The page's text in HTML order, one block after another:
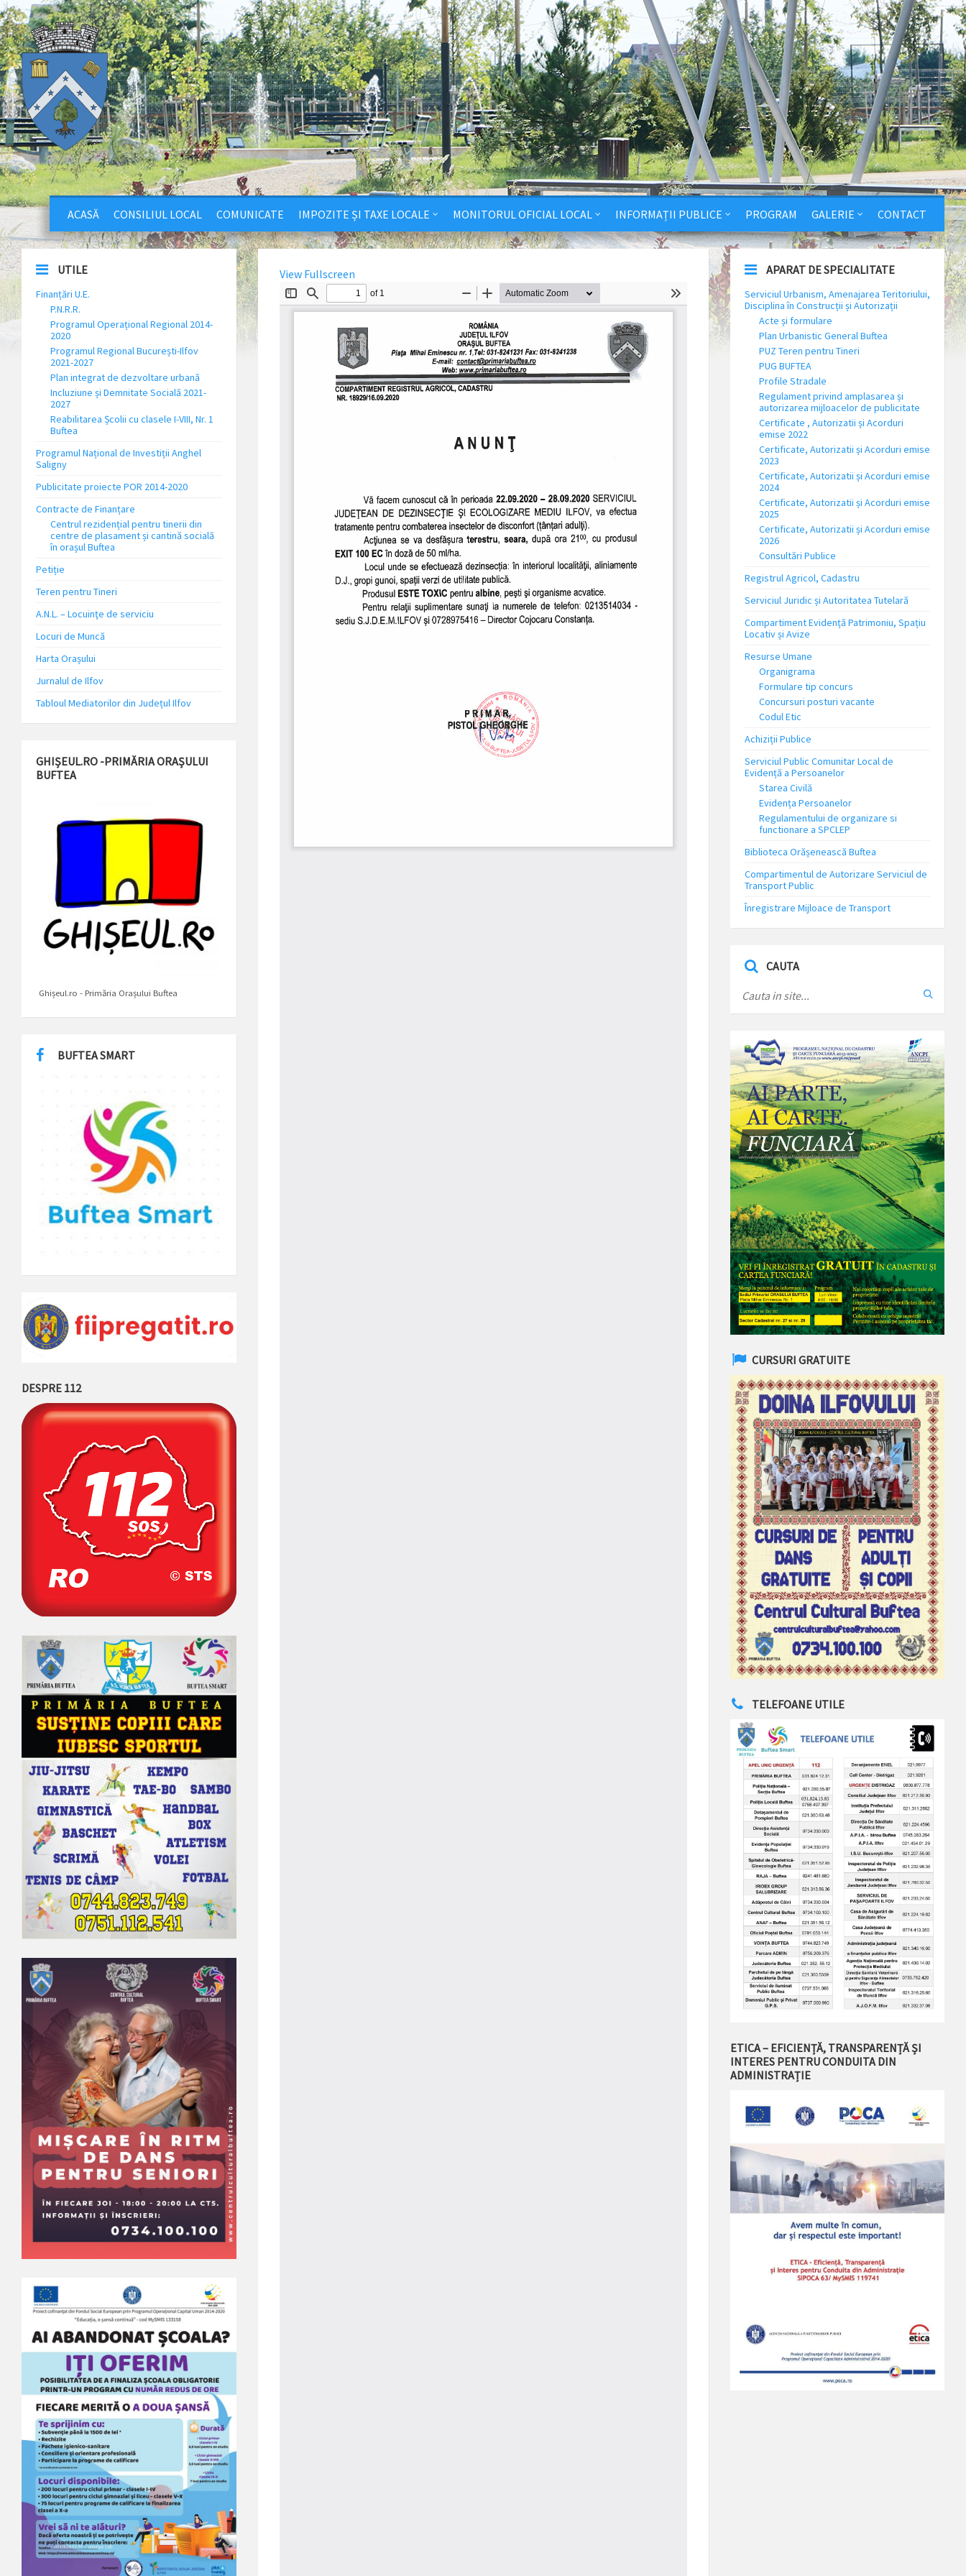
ACASĂ CONSILIUL LOCAL COMUNICATE IMPOZITE ȘI TAXE LOCALE MONITORUL OFICIAL LOCAL INFORMAȚII PUBLICE PROGRAM GALERIE CONTACT
View Fullscreen
UTILE
Finanțări U.E.
P.N.R.R.
Programul Operațional Regional 2014-
2020
Programul Regional București-Ilfov
2021-2027
Plan integrat de dezvoltare urbană
Incluziune și Demnitate Socială 2021-
2027
Reabilitarea Școlii cu clasele I-VIII, Nr. 1
Buftea
Programul Național de Investiții Anghel
Saligny
Publicitate proiecte POR 2014-2020
Contracte de Finanțare
Centrul rezidențial pentru tinerii din
centre de plasament și cantină socială
în orașul Buftea
Petiție
Teren pentru Tineri
A.N.L. – Locuinţe de serviciu
Locuri de Muncă
Harta Orașului
Jurnalul de Ilfov
Tabloul Mediatorilor din Județul Ilfov
GHIȘEUL.RO -PRIMĂRIA ORAȘULUI
BUFTEA
Ghișeul.ro - Primăria Orașului Buftea
BUFTEA SMART
DESPRE 112
APARAT DE SPECIALITATE
Serviciul Urbanism, Amenajarea Teritoriului,
Disciplina în Construcții și Autorizații
Acte și formulare
Plan Urbanistic General Buftea
PUZ Teren pentru Tineri
PUG BUFTEA
Profile Stradale
Regulament privind amplasarea și
autorizarea mijloacelor de publicitate
Certificate , Autorizatii și Acorduri
emise 2022
Certificate, Autorizatii și Acorduri emise
2023
Certificate, Autorizatii și Acorduri emise
2024
Certificate, Autorizatii și Acorduri emise
2025
Certificate, Autorizatii și Acorduri emise
2026
Consultări Publice
Registrul Agricol, Cadastru
Serviciul Juridic și Autoritatea Tutelară
Compartiment Evidență Patrimoniu, Spațiu
Locativ și Avize
Resurse Umane
Organigrama
Formulare tip concurs
Concursuri posturi vacante
Codul Etic
Achiziții Publice
Serviciul Public Comunitar Local de
Evidență a Persoanelor
Starea Civilă
Evidența Persoanelor
Regulamentului de organizare si
functionare a SPCLEP
Biblioteca Orășenească Buftea
Compartimentul de Autorizare Serviciul de
Transport Public
Înregistrare Mijloace de Transport
CAUTA
CURSURI GRATUITE
TELEFOANE UTILE
ETICA – EFICIENȚĂ, TRANSPARENȚĂ ȘI
INTERES PENTRU CONDUITA DIN
ADMINISTRAȚIE